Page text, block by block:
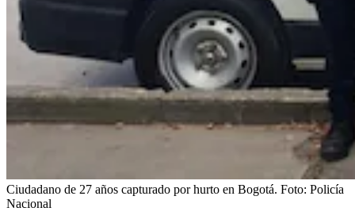
Ciudadano de 27 años capturado por hurto en Bogotá. Foto: Policía
Nacional